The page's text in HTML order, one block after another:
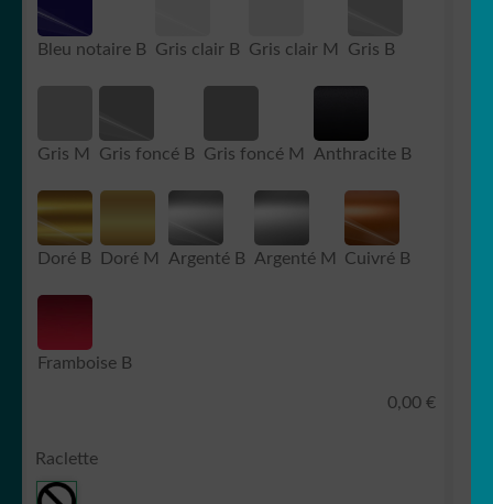
Bleu notaire B Gris clair B Gris clair M Gris B
Gris M Gris foncé B Gris foncé M Anthracite B
Doré B Doré M Argenté B Argenté M Cuivré B
Framboise B
0,00 €
Raclette